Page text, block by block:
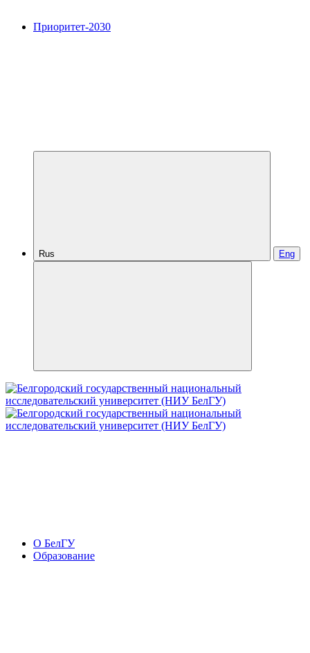
Приоритет-2030
Rus Eng
О БелГУ
Образование